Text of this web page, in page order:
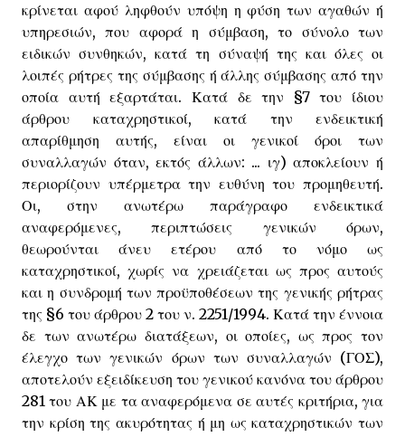
κρίνεται αφού ληφθούν υπόψη η φύση των αγαθών ή
υπηρεσιών, που αφορά η σύμβαση, το σύνολο των
ειδικών συνθηκών, κατά τη σύναψή της και όλες οι
λοιπές ρήτρες της σύμβασης ή άλλης σύμβασης από την
οποία αυτή εξαρτάται. Κατά δε την §7 του ίδιου
άρθρου καταχρηστικοί, κατά την ενδεικτική
απαρίθμηση αυτής, είναι οι γενικοί όροι των
συναλλαγών όταν, εκτός άλλων: ... ιγ) αποκλείουν ή
περιορίζουν υπέρμετρα την ευθύνη του προμηθευτή.
Οι, στην ανωτέρω παράγραφο ενδεικτικά
αναφερόμενες, περιπτώσεις γενικών όρων,
θεωρούνται άνευ ετέρου από το νόμο ως
καταχρηστικοί, χωρίς να χρειάζεται ως προς αυτούς
και η συνδρομή των προϋποθέσεων της γενικής ρήτρας
της §6 του άρθρου 2 του ν. 2251/1994. Κατά την έννοια
δε των ανωτέρω διατάξεων, οι οποίες, ως προς τον
έλεγχο των γενικών όρων των συναλλαγών (ΓΟΣ),
αποτελούν εξειδίκευση του γενικού κανόνα του άρθρου
281 του ΑΚ με τα αναφερόμενα σε αυτές κριτήρια, για
την κρίση της ακυρότητας ή μη ως καταχρηστικών των